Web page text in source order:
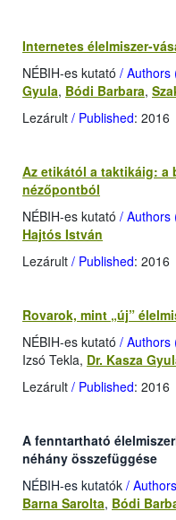
Internetes élelmiszer-
NÉBIH-es kutató / Authors
Gyula, Bódi Barbara,
Lezárult / Published: 2016
Az etikától a taktikáig: a
nézőpontból
NÉBIH-es kutató / Authors
Hajtós István
Lezárult / Published: 2016
Rovarok, mint „új”
NÉBIH-es kutató / Authors
Izsó Tekla, Dr. Kasza
Lezárult / Published: 2016
A fenntartható
néhány összefüggése
NÉBIH-es kutatók /
Barna Sarolta, Bódi